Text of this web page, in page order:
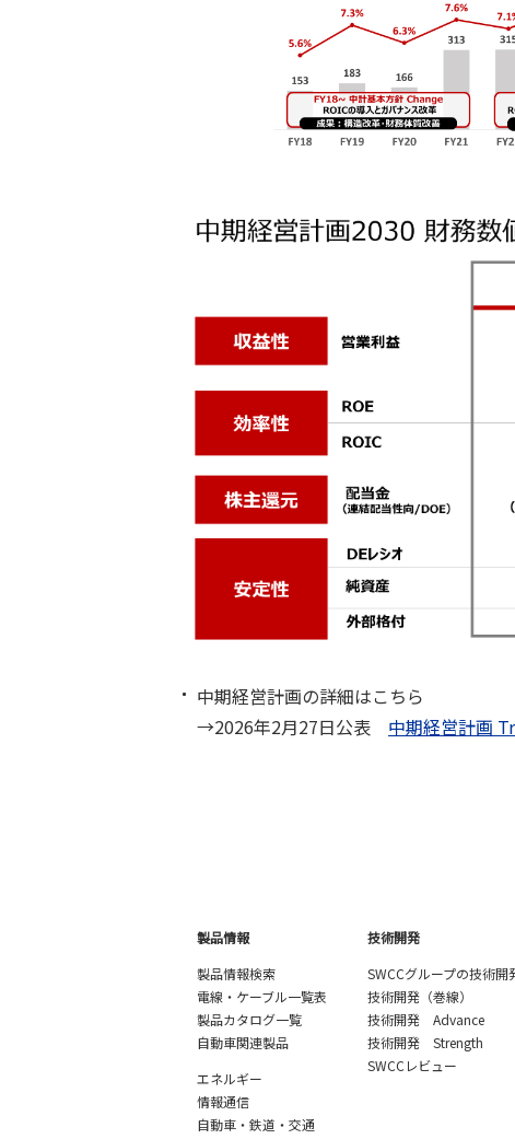
中期経営計画の詳細はこちら
→2026年2月27日公表 中期経営計画
製品情報
製品情報検索
電線・ケーブル一覧表
製品カタログ一覧
自動車関連製品
エネルギー
情報通信
自動車・鉄道・交通
技術開発
SWCCグループの技術開
技術開発（巻線）
技術開発 Advance
技術開発 Strength
SWCCレビュー